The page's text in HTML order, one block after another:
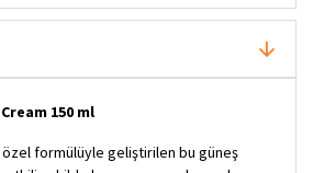
150 ml
özel formülüyle geliştirilen bu güneş